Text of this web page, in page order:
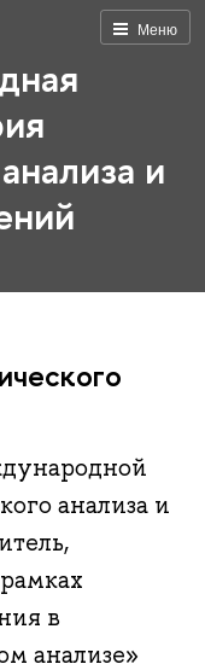
Меню
и
анализа и
в
анализе»